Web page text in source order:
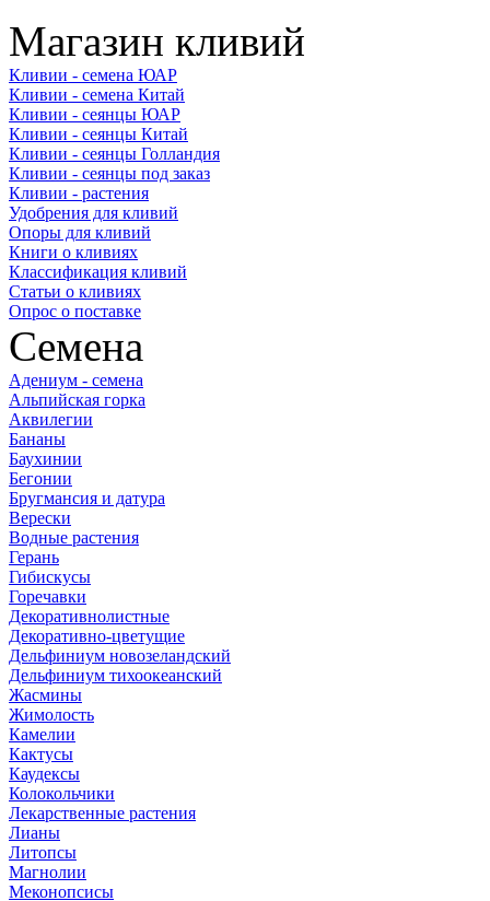
Магазин кливий
Кливии - семена ЮАР
Кливии - семена Китай
Кливии - сеянцы ЮАР
Кливии - сеянцы Китай
Кливии - сеянцы Голландия
Кливии - сеянцы под заказ
Кливии - растения
Удобрения для кливий
Опоры для кливий
Книги о кливиях
Классификация кливий
Статьи о кливиях
Опрос о поставке
Семена
Адениум - семена
Альпийская горка
Аквилегии
Бананы
Баухинии
Бегонии
Бругмансия и датура
Верески
Водные растения
Герань
Гибискусы
Горечавки
Декоративнолистные
Декоративно-цветущие
Дельфиниум новозеландский
Дельфиниум тихоокеанский
Жасмины
Жимолость
Камелии
Кактусы
Каудексы
Колокольчики
Лекарственные растения
Лианы
Литопсы
Магнолии
Меконопсисы